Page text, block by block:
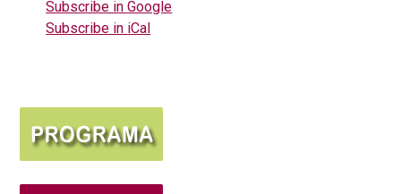
Subscribe inGoogle
Subscribe in iCal